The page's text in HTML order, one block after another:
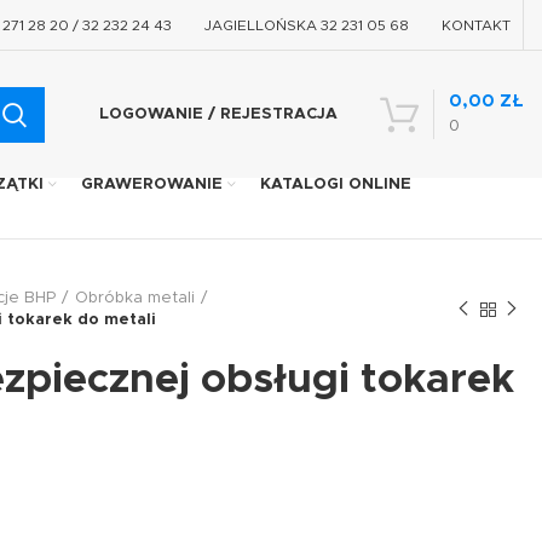
28 20 / 32 232 24 43 JAGIELLOŃSKA 32 231 05 68 KONTAKT
LOGOWANIE / REJESTRACJA
0
0,00 ZŁ
GRAWEROWANIE KATALOGI ONLINE
BHP
Obróbka metali
tokarek do metali
obsługi tokarek